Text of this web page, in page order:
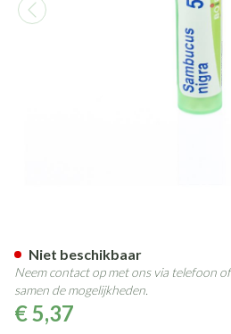
€ 5,37
Niet beschikbaar
Neem contact op met ons via telefoon
samen de mogelijkheden.